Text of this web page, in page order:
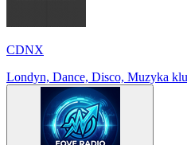
CDNX
Londyn, Dance, Disco, Muzyka